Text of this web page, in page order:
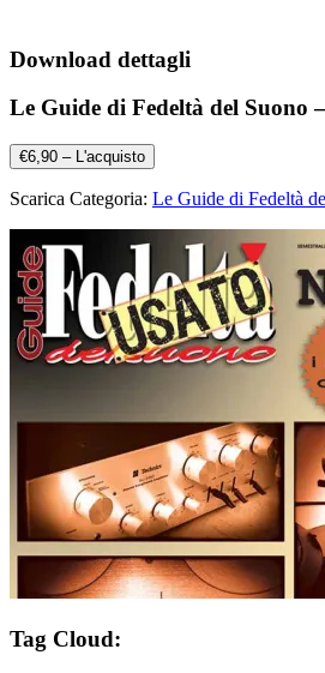
Download dettagli
Le Guide di Fedeltà del Suono
€6,90 – L'acquisto
Scarica Categoria: Le Guide di Fedeltà
Tag Cloud: